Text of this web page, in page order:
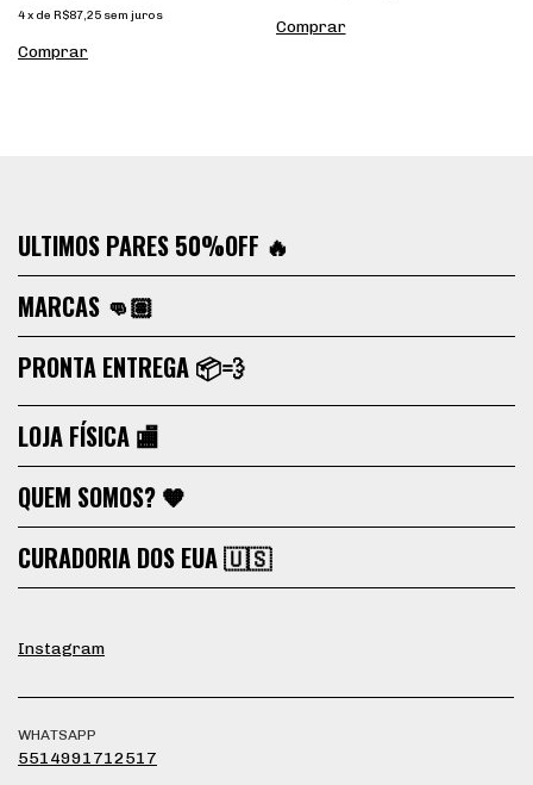
4x de R$87,25 sem juros
Comprar
ULTIMOS PARES 50%OFF 🔥
MARCAS 👊🏽
PRONTA ENTREGA 📦💨
LOJA FÍSICA 🏬
QUEM SOMOS? 🧡
CURADORIA DOS EUA 🇺🇸
Instagram
WHATSAPP
5514991712517